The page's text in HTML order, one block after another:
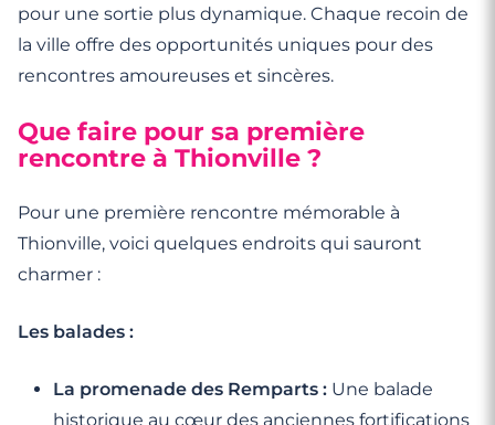
pour une sortie plus dynamique. Chaque recoin de
la ville offre des opportunités uniques pour des
rencontres amoureuses et sincères.
Que faire pour sa première
rencontre à Thionville ?
Pour une première rencontre mémorable à
Thionville, voici quelques endroits qui sauront
charmer :
Les balades :
La promenade des Remparts : Une balade
historique au cœur des anciennes fortifications